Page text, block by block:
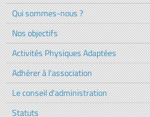
Qui sommes-nous ?
Nos objectifs
Activités Physiques Adaptées
Adhérer à l'association
Le conseil d'administration
Statuts